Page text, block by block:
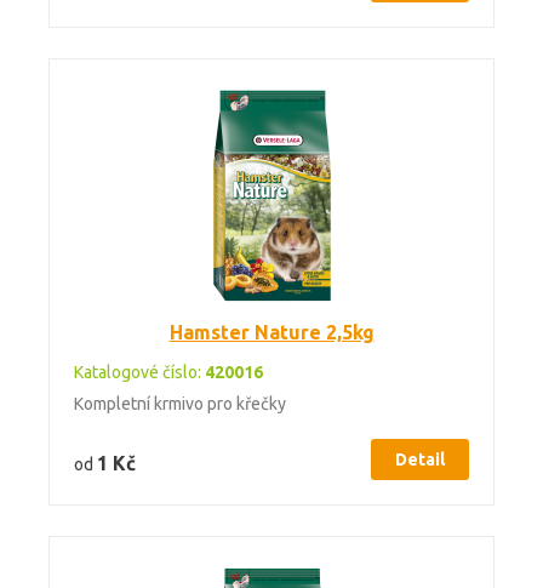
Hamster Nature 2,5kg
Katalogové číslo: 420016
Kompletní krmivo pro křečky
od 1 Kč Detail